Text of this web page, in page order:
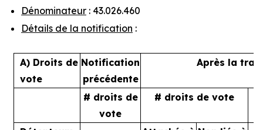
Dénominateur : 43.026.460
Détails de la notification :
A) Droits de
vote
Notification
précédente
Après la
# droits de
vote
# droits de vote